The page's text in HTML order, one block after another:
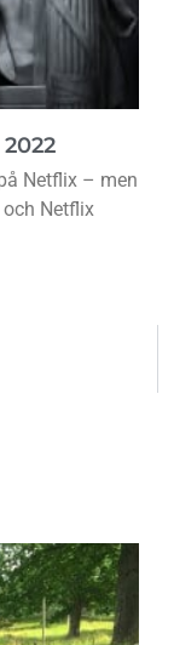
Netflix – men
Netflix